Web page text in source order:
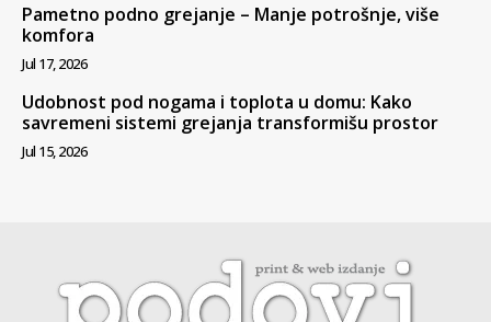
Pametno podno grejanje – Manje potrošnje, više
komfora
Jul 17, 2026
Udobnost pod nogama i toplota u domu: Kako
savremeni sistemi grejanja transformišu prostor
Jul 15, 2026